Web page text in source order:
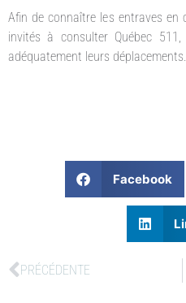
Afin de connaître les entraves en
invités à consulter Québec
adéquatement leurs déplacements.
Facebook
PRÉCÉDENTE